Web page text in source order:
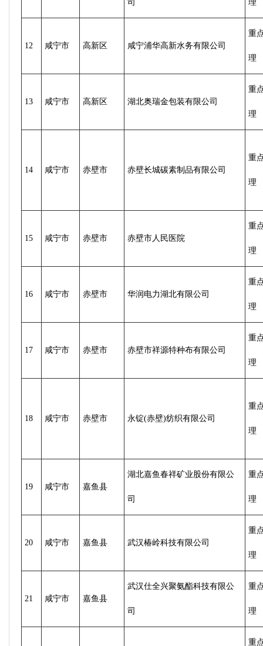
司 理
12 咸宁市 高新区 咸宁浦华高新水务有限公司
重
理
13 咸宁市 高新区 湖北奥瑞金包装有限公司
重
理
14 咸宁市 赤壁市 赤壁长城碳素制品有限公司
重
理
15 咸宁市 赤壁市 赤壁市人民医院
重
理
16 咸宁市 赤壁市 华润电力湖北有限公司
重
理
17 咸宁市 赤壁市 赤壁市祥源特种布有限公司
重
理
18 咸宁市 赤壁市 永锭(赤壁)纺织有限公司
重
理
19 咸宁市 嘉鱼县
湖北嘉鱼春祥矿业股份有限公
司
重
理
20 咸宁市 嘉鱼县 武汉椿岭科技有限公司
重
理
21 咸宁市 嘉鱼县
武汉仕全兴聚氨酯科技有限公
司
重
理
重